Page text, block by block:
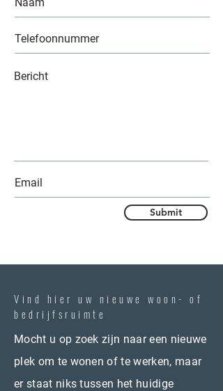
Submit
Vind hier uw nieuwe woon- of
bedrijfsruimte
Mocht u op zoek zijn naar een nieuwe
plek om te wonen of te werken, maar
er staat niks tussen het huidige